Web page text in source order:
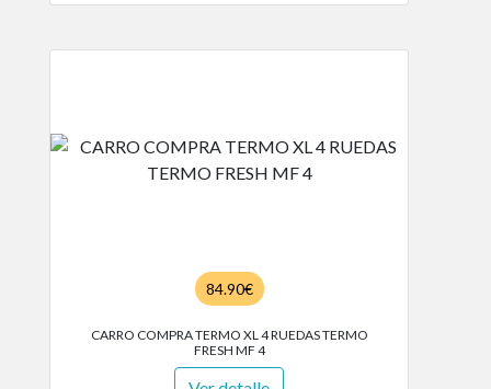
84.90€
CARRO COMPRA TERMO XL 4 RUEDAS TERMO
FRESH MF 4